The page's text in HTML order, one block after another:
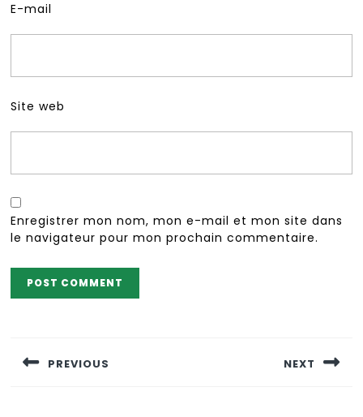
E-mail
Site web
Enregistrer mon nom, mon e-mail et mon site dans
le navigateur pour mon prochain commentaire.
l’article
PREVIOUS NEXT